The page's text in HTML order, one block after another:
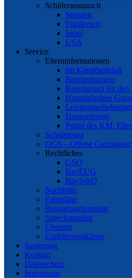
Schüleraustausch
Spanien
Frankreich
Israel
USA
Service
Elterninformationen
Im Krankheitsfall
Beurlaubungen
Regelungen für
Hausaufgaben-
Hausordnung
Portal des KM:
Schulmensa
OGS – Offene
Rechtliches
GSO
BayEUG
BaySchO
Nachhilfe
Fahrpläne
Busantragsformular
Sprechstunden
Übertritt
Einführungsklasse
Sanierung
Kontakt
Datenschutz
Impressum